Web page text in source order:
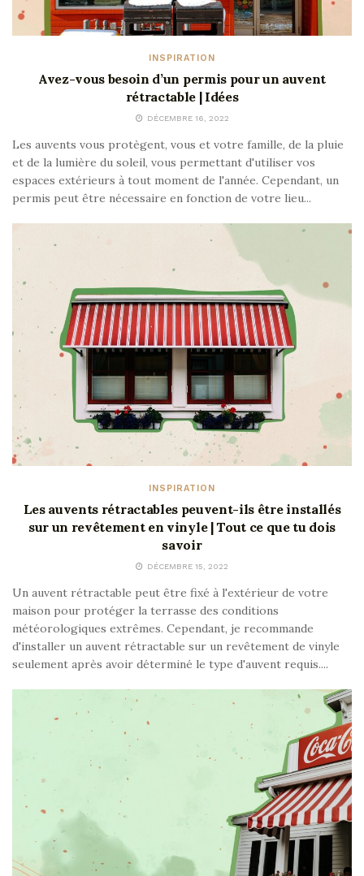
INSPIRATION
Avez-vous besoin d’un permis pour un auvent
rétractable | Idées
DÉCEMBRE 16, 2022
Les auvents vous protègent, vous et votre famille, de la pluie
et de la lumière du soleil, vous permettant d'utiliser vos
espaces extérieurs à tout moment de l'année. Cependant, un
permis peut être nécessaire en fonction de votre lieu...
INSPIRATION
Les auvents rétractables peuvent-ils être installés
sur un revêtement en vinyle | Tout ce que tu dois
savoir
DÉCEMBRE 15, 2022
Un auvent rétractable peut être fixé à l'extérieur de votre
maison pour protéger la terrasse des conditions
météorologiques extrêmes. Cependant, je recommande
d'installer un auvent rétractable sur un revêtement de vinyle
seulement après avoir déterminé le type d'auvent requis....